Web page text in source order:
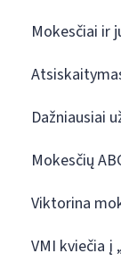
Mokesčiai ir
Dažniausiai
Mokesčių
Viktorina
VMI kviečia į